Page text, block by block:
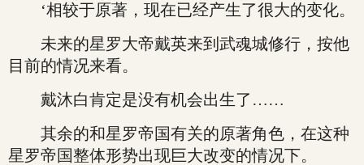
‘相较于原著，现在已经产生了很大的变化。
未来的星罗大帝戴英来到武魂城修行，按他
目前的情况来看。
戴沐白肯定是没有机会出生了……
其余的和星罗帝国有关的原著角色，在这种
星罗帝国整体形势出现巨大改变的情况下。